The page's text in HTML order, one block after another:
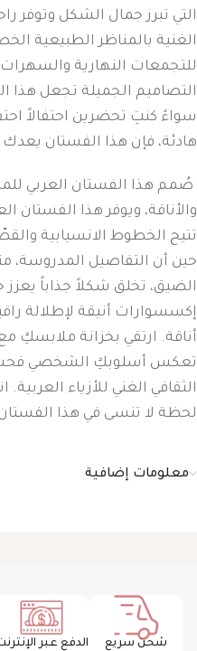
التي تبرز جمال الشكل وتوفر
الغنية بالمناظر الطبيعية
للتجمعات النهارية
التصاميم الجميلة تجعل هذا
سواءً كنتِ تحضرين احتفالاً
هادئة، فإن هذا الفستان يعدك
صُمم هذا الفستان العربي
والأناقة، ويوفر هذا الفستان
تتيح الخطوط الانسيابية
حين أن التفاصيل المدروسة،
الضيق، تخلق شكلاً جذاباً
إكسسوارات أنيقة لإطلالة
أناقة. ارتقي بخزانة ملابسكِ
تعكس أسلوبكِ الشخصي
الثقافي الغني للأزياء
لحظة لا تنسى في هذا
معلومات إضافية
شحن سريع الدفع عبر